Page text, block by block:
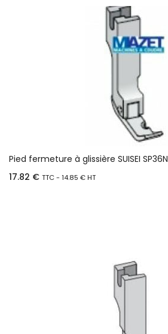
Pied fermeture à glissière SUISEI SP36N
17.82 € TTC - 14.85 €HT